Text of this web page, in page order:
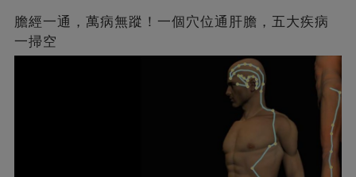
膽經一通，萬病無蹤！一個穴位通肝膽，五大疾病
一掃空